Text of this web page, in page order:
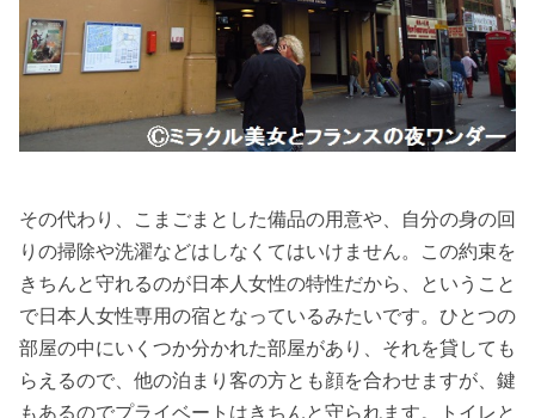
その代わり、こまごまとした備品の用意や、自分の身の回
りの掃除や洗濯などはしなくてはいけません。この約束を
きちんと守れるのが日本人女性の特性だから、ということ
で日本人女性専用の宿となっているみたいです。ひとつの
部屋の中にいくつか分かれた部屋があり、それを貸しても
らえるので、他の泊まり客の方とも顔を合わせますが、鍵
もあるのでプライベートはきちんと守られます。トイレと